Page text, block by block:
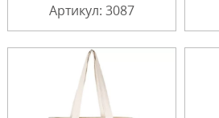
Артикул: 3087